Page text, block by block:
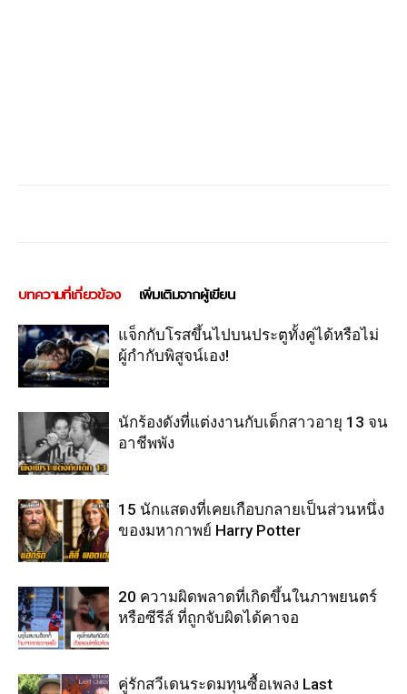
บทความที่เกี่ยวข้อง เพิ่มเติมจากผู้เขียน
แจ็กกับโรสขึ้นไปบนประตูทั้งคู่ได้หรือไม่
ผู้กำกับพิสูจน์เอง!
นักร้องดังที่แต่งงานกับเด็กสาวอายุ 13 จน
อาชีพพัง
15 นักแสดงที่เคยเกือบกลายเป็นส่วนหนึ่ง
ของมหากาพย์ Harry Potter
20 ความผิดพลาดที่เกิดขึ้นในภาพยนตร์
หรือซีรีส์ ที่ถูกจับผิดได้คาจอ
คู่รักสวีเดนระดมทุนซื้อเพลง Last